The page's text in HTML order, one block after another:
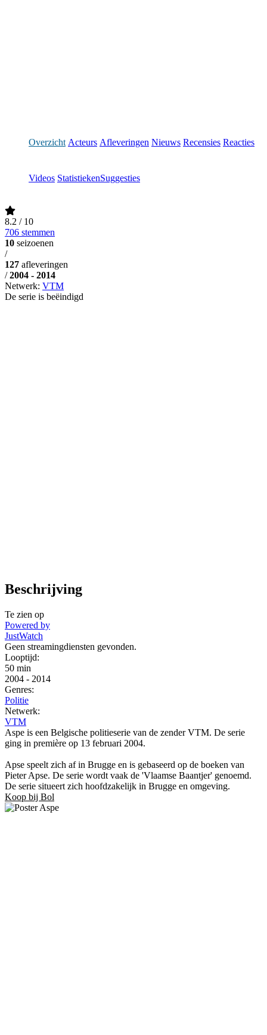
Overzicht Acteurs Afleveringen Nieuws Recensies Reacties
Videos StatistiekenSuggesties
8.2 / 10
706 stemmen
10 seizoenen
/
127 afleveringen
/ 2004 - 2014
Netwerk: VTM
De serie is beëindigd
Beschrijving
Te zien op
Powered by
JustWatch
Geen streamingdiensten gevonden.
Looptijd:
50 min
2004 - 2014
Genres:
Politie
Netwerk:
VTM
Aspe is een Belgische politieserie van de zender VTM. De serie
ging in première op 13 februari 2004.
Apse speelt zich af in Brugge en is gebaseerd op de boeken van
Pieter Apse. De serie wordt vaak de 'Vlaamse Baantjer' genoemd.
De serie situeert zich hoofdzakelijk in Brugge en omgeving.
Koop bij Bol